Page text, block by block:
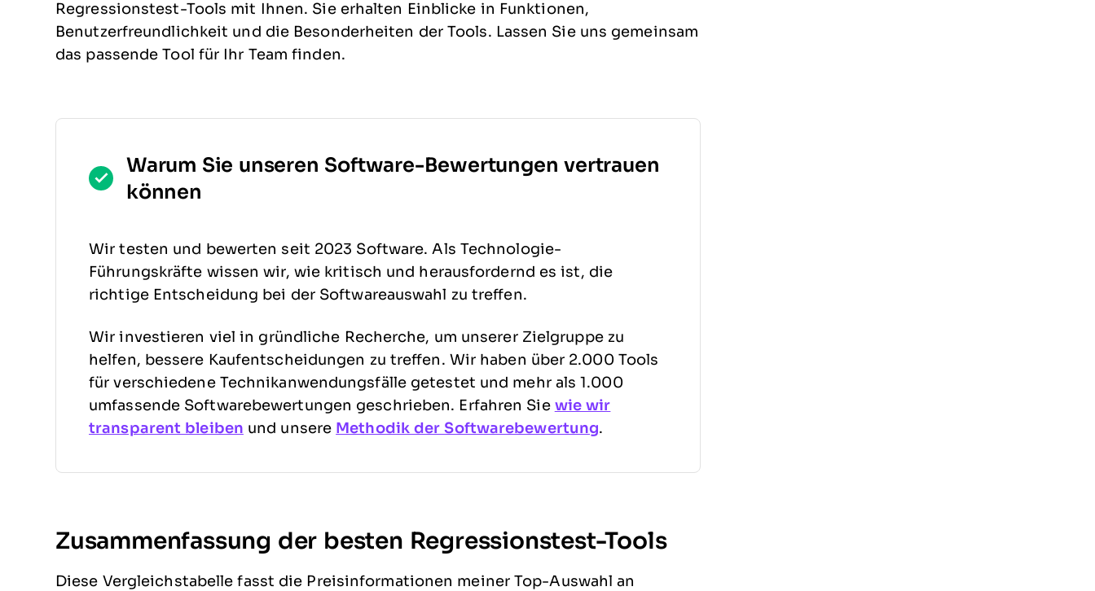
Regressionstest-Tools mit Ihnen. Sie erhalten Einblicke in Funktionen,
Benutzerfreundlichkeit und die Besonderheiten der Tools. Lassen Sie uns gemeinsam
das passende Tool für Ihr Team finden.
Warum Sie unseren Software-Bewertungen vertrauen
können
Wir testen und bewerten seit 2023 Software. Als Technologie-
Führungskräfte wissen wir, wie kritisch und herausfordernd es ist, die
richtige Entscheidung bei der Softwareauswahl zu treffen.
Wir investieren viel in gründliche Recherche, um unserer Zielgruppe zu
helfen, bessere Kaufentscheidungen zu treffen. Wir haben über 2.000 Tools
für verschiedene Technikanwendungsfälle getestet und mehr als 1.000
umfassende Softwarebewertungen geschrieben. Erfahren Sie wie wir
transparent bleiben und unsere Methodik der Softwarebewertung.
Zusammenfassung der besten Regressionstest-Tools
Diese Vergleichstabelle fasst die Preisinformationen meiner Top-Auswahl an